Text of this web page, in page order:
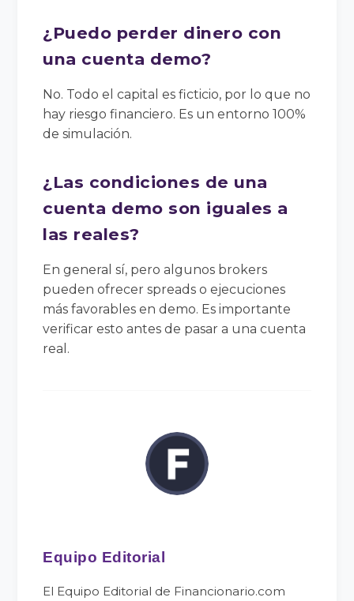
¿Puedo perder dinero con
una cuenta demo?
No. Todo el capital es ficticio, por lo que no
hay riesgo financiero. Es un entorno 100%
de simulación.
¿Las condiciones de una
cuenta demo son iguales a
las reales?
En general sí, pero algunos brokers
pueden ofrecer spreads o ejecuciones
más favorables en demo. Es importante
verificar esto antes de pasar a una cuenta
real.
Equipo Editorial
El Equipo Editorial de Financionario.com